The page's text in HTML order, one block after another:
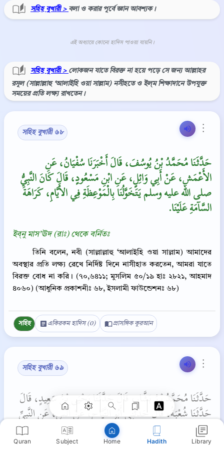
Quran Subject Home Hadith Library
সহিহ বুখারী > বলা ও করার পূর্বে জ্ঞান আবশ্যক।
এই অধ্যায়ে কোনো হাদিস পাওয়া যায়নি।
সহিহ বুখারী > লোকজন যাতে বিরক্ত না হয়ে পড়ে সে জন্য আল্লাহর
রসূল (সাল্লাল্লাহু ‘আলাইহি ওয়া সাল্লাম) নসীহতে ও ইল্‌ম শিক্ষাদানে উপযুক্ত
সময়ের প্রতি লক্ষ্য রাখতেন।
⋮
সহিহ বুখারী ৬৮
حَدَّثَنَا مُحَمَّدُ بْنُ يُوسُفَ، قَالَ أَخْبَرَنَا سُفْيَانُ، عَنِ
الأَعْمَشِ، عَنْ أَبِي وَائِلٍ، عَنِ ابْنِ مَسْعُودٍ، قَالَ كَانَ النَّبِيُّ
صلى الله عليه وسلم يَتَخَوَّلُنَا بِالْمَوْعِظَةِ فِي الأَيَّامِ، كَرَاهَةَ
السَّآمَةِ عَلَيْنَا‏.‏
ইব্‌নু মাস’ঊদ (রাঃ) থেকে বর্নিতঃ
তিনি বলেন, নবী (সাল্লাল্লাহু ‘আলাইহি ওয়া সাল্লাম) আমাদের
অবস্থার প্রতি লক্ষ্য রেখে নির্দিষ্ট দিনে নাসীহাত করতেন, আমরা যাতে
বিরক্ত বোধ না করি। (৭০,৬৪১১; মুসলিম ৫০/১৯ হাঃ ২৮২১, আহমাদ
৪০৬০) (আধুনিক প্রকাশনীঃ ৬৮, ইসলামী ফাউন্ডেশনঃ ৬৮)
সহিহ একিরকম হাদিস (0) প্রাসঙ্গিক কুরআন
⋮
সহিহ বুখারী ৬৯
حَدَّثَنَا مُحَمَّدُ بْنُ بَشَّارٍ، قَالَ حَدَّثَنَا يَحْيَى بْنُ سَعِيدٍ، قَالَ
حَدَّثَنَا شُعْبَةُ، قَالَ حَدَّثَنِي أَبُو التَّيَّاحِ، عَنْ أَنَسٍ، عَنِ النَّبِيِّ
صلى الله عليه وسلم قَالَ ‏
‏ يَسِّرُوا وَلاَ تُعَسِّرُوا، وَبَشِّرُوا وَلاَ
تُنَفِّرُوا ‏"